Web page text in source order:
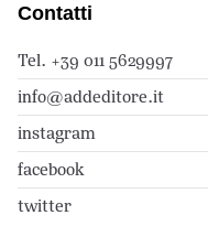
Contatti
Tel. +39 011 5629997
info@addeditore.it
instagram
facebook
twitter